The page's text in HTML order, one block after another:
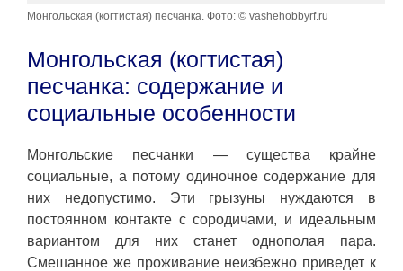
Монгольская (когтистая) песчанка. Фото: © vashehobbyrf.ru
Монгольская (когтистая)
песчанка: содержание и
социальные особенности
Монгольские песчанки — существа крайне
социальные, а потому одиночное содержание для
них недопустимо. Эти грызуны нуждаются в
постоянном контакте с сородичами, и идеальным
вариантом для них станет однополая пара.
Смешанное же проживание неизбежно приведет к